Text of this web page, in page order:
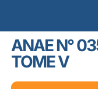
ANAE N°
TOME V